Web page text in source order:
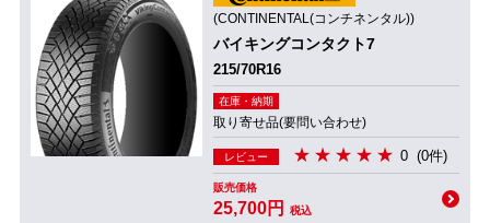
(CONTINENTAL(コンチネンタル))
バイキングコンタクト7
215/70R16
在庫・納期
取り寄せ品(要問い合わせ)
レビュー 0 (0件)
販売価格
25,700円 税込